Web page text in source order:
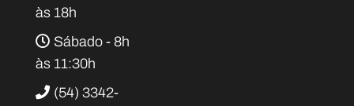
às 18h
Sábado - 8h
às 11:30h
(54) 3342-